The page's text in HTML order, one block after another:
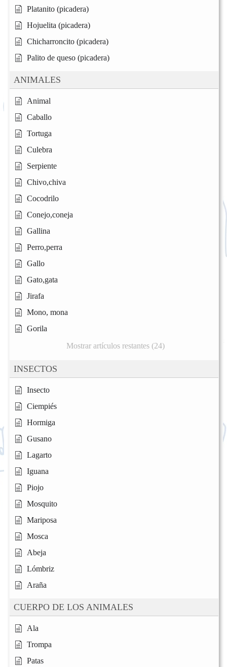
Platanito (picadera)
Hojuelita (picadera)
Chicharroncito (picadera)
Palito de queso (picadera)
ANIMALES
Animal
Caballo
Tortuga
Culebra
Serpiente
Chivo,chiva
Cocodrilo
Conejo,coneja
Gallina
Perro,perra
Gallo
Gato,gata
Jirafa
Mono, mona
Gorila
Mostrar artículos restantes (24)
INSECTOS
Insecto
Ciempiés
Hormiga
Gusano
Lagarto
Iguana
Piojo
Mosquito
Mariposa
Mosca
Abeja
Lómbriz
Araña
CUERPO DE LOS ANIMALES
Ala
Trompa
Patas